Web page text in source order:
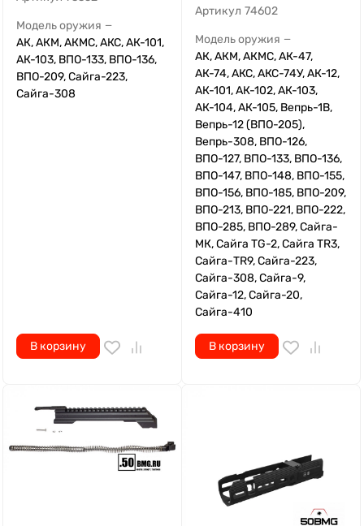
Модель оружия —
АК, АКМ, АКМС, АКС, АК-101,
АК-103, ВПО-133, ВПО-136,
ВПО-209, Сайга-223,
Сайга-308
В корзину
Артикул 74602
Модель оружия —
АК, АКМ, АКМС, АК-47,
АК-74, АКС, АКС-74У, АК-12,
АК-101, АК-102, АК-103,
АК-104, АК-105, Вепрь-1В,
Вепрь-12 (ВПО-205),
Вепрь-308, ВПО-126,
ВПО-127, ВПО-133, ВПО-136,
ВПО-147, ВПО-148, ВПО-155,
ВПО-156, ВПО-185, ВПО-209,
ВПО-213, ВПО-221, ВПО-222,
ВПО-285, ВПО-289, Сайга-
МК, Сайга TG-2, Сайга TR3,
Сайга-TR9, Сайга-223,
Сайга-308, Сайга-9,
Сайга-12, Сайга-20,
Сайга-410
В корзину